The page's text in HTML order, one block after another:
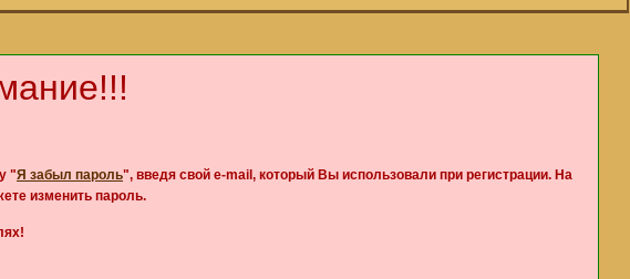
"Я забыл пароль", введя свой e-mail, который Вы использовали при регистрации. На
изменить пароль.